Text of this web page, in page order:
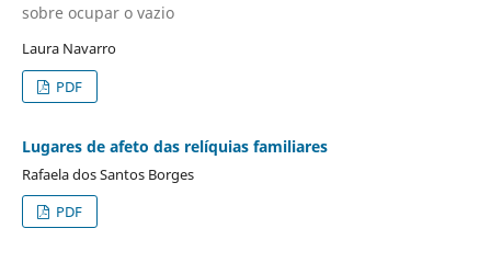
sobre ocupar o vazio
Laura Navarro
PDF
Lugares de afeto das relíquias familiares
Rafaela dos Santos Borges
PDF